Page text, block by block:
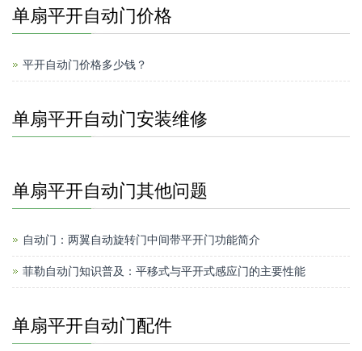
单扇平开自动门价格
平开自动门价格多少钱？
单扇平开自动门安装维修
单扇平开自动门其他问题
自动门：两翼​自动旋转门中间带平开门功能简介
菲勒自动门知识普及：平移式与平开式感应门的主要性能
单扇平开自动门配件